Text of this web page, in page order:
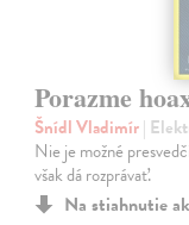
Porazme
Šnídl Vladimír|
Nie je možné
však dá rozprávať.
Na stiahnutie